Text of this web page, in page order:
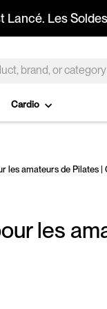
Cardio
les amateurs de Pilates
les